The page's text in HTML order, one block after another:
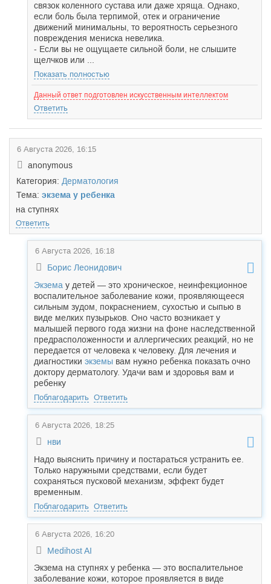
связок коленного сустава или даже хряща. Однако,
если боль была терпимой, отек и ограничение
движений минимальны, то вероятность серьезного
повреждения мениска невелика.
- Если вы не ощущаете сильной боли, не слышите
щелчков или ...
Показать полностью
Данный ответ подготовлен искусственным интеллектом
Ответить
6 Августа 2026, 16:15
anonymous
Категория: Дерматология
Тема: экзема у ребенка
на ступнях
Ответить
6 Августа 2026, 16:18
Борис Леонидович
Экзема у детей — это хроническое, неинфекционное
воспалительное заболевание кожи, проявляющееся
сильным зудом, покраснением, сухостью и сыпью в
виде мелких пузырьков. Оно часто возникает у
малышей первого года жизни на фоне наследственной
предрасположенности и аллергических реакций, но не
передается от человека к человеку. Для лечения и
диагностики экземы вам нужно ребенка показать очно
доктору дерматологу. Удачи вам и здоровья вам и
ребенку
Поблагодарить Ответить
6 Августа 2026, 18:25
нви
Надо выяснить причину и постараться устранить ее.
Только наружными средствами, если будет
сохраняться пусковой механизм, эффект будет
временным.
Поблагодарить Ответить
6 Августа 2026, 16:20
Medihost AI
Экзема на ступнях у ребенка — это воспалительное
заболевание кожи, которое проявляется в виде